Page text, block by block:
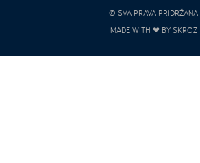
© SVA PRAVA PRIDRŽANA
MADE WITH ❤ BY SKROZ